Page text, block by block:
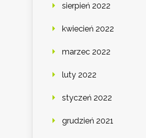
sierpień 2022
kwiecień 2022
marzec 2022
luty 2022
styczeń 2022
grudzień 2021